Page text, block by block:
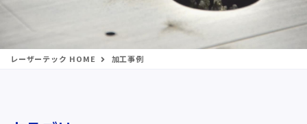
レーザーテック HOME 加工事例